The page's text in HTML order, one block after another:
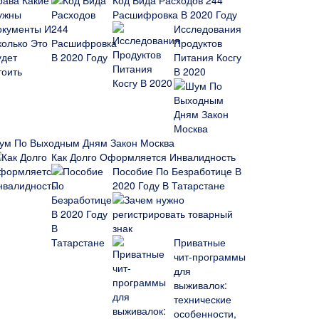
Расшифровка В 2020 Году
Исследования
Продуктов
Питания Косгу
В 2020
По Выходным Дням Закон Москва
Как Долго Оформляется Инвалидность
Пособие По Безработице В
2020 Году В Татарстане
Зачем нужно
регистрировать товарный
знак
Приватные
чит-программы
для
выживалок:
технические
особенности,